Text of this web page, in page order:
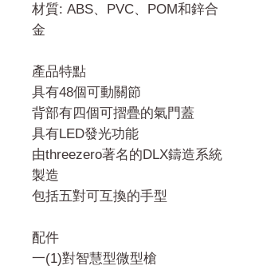
材質: ABS、PVC、POM和鋅合
金
產品特點
具有48個可動關節
背部有四個可摺疊的氣門蓋
具有LED發光功能
由threezero著名的DLX鑄造系統
製造
包括五對可互換的手型
配件
一(1)對智慧型微型槍